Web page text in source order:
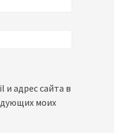
и адрес сайта в
моих